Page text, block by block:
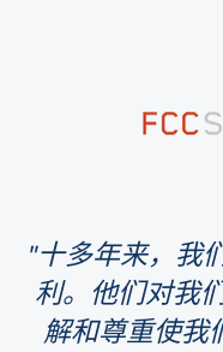
十多年来，我
利。他们对我
解和尊重使我